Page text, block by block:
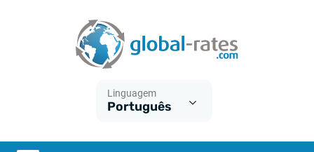
Linguagem
Português
O que é a inflação do IPC?
O que é a inflação do IHPC?
Taxas Euribor históricas
Taxas ESTER históricas
Calculadora de inflação